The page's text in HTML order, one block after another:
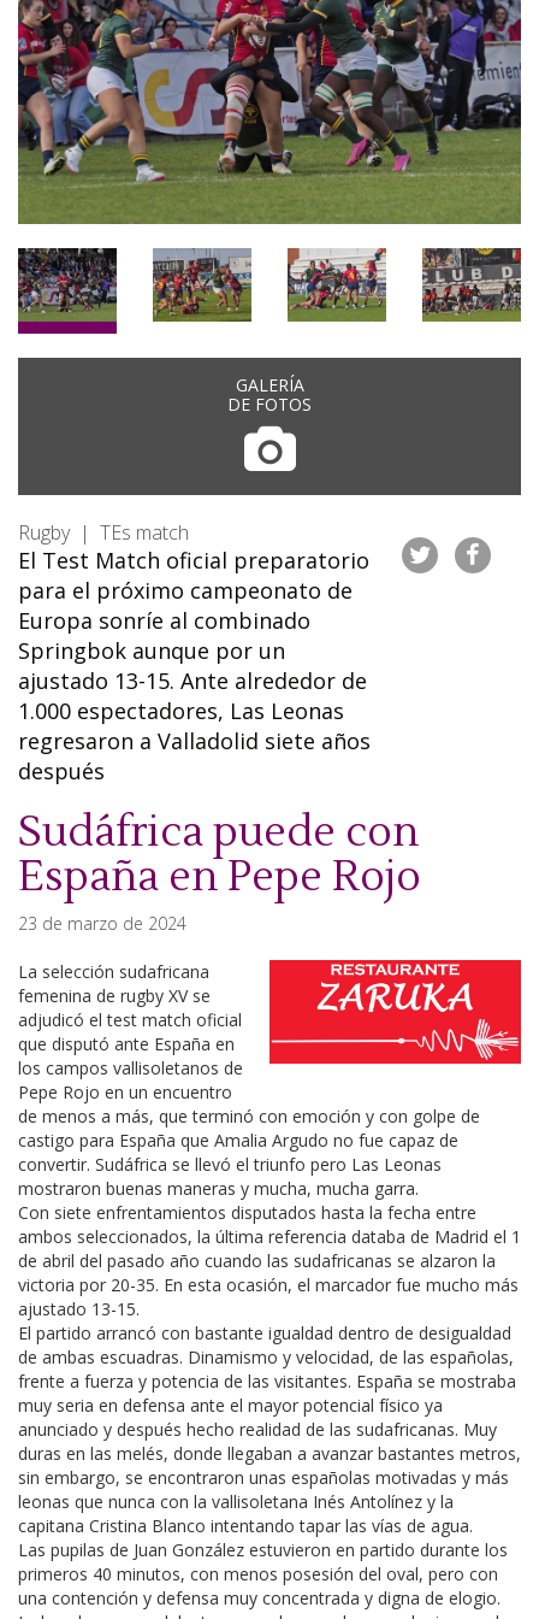
GALERÍA
DE FOTOS
Rugby | TEs match
El Test Match oficial preparatorio
para el próximo campeonato de
Europa sonríe al combinado
Springbok aunque por un
ajustado 13-15. Ante alrededor de
1.000 espectadores, Las Leonas
regresaron a Valladolid siete años
después
Sudáfrica puede con
España en Pepe Rojo
23 de marzo de 2024
La selección sudafricana
femenina de rugby XV se
adjudicó el test match oficial
que disputó ante España en
los campos vallisoletanos de
Pepe Rojo en un encuentro
de menos a más, que terminó con emoción y con golpe de
castigo para España que Amalia Argudo no fue capaz de
convertir. Sudáfrica se llevó el triunfo pero Las Leonas
mostraron buenas maneras y mucha, mucha garra.
Con siete enfrentamientos disputados hasta la fecha entre
ambos seleccionados, la última referencia databa de Madrid el 1
de abril del pasado año cuando las sudafricanas se alzaron la
victoria por 20-35. En esta ocasión, el marcador fue mucho más
ajustado 13-15.
El partido arrancó con bastante igualdad dentro de desigualdad
de ambas escuadras. Dinamismo y velocidad, de las españolas,
frente a fuerza y potencia de las visitantes. España se mostraba
muy seria en defensa ante el mayor potencial físico ya
anunciado y después hecho realidad de las sudafricanas. Muy
duras en las melés, donde llegaban a avanzar bastantes metros,
sin embargo, se encontraron unas españolas motivadas y más
leonas que nunca con la vallisoletana Inés Antolínez y la
capitana Cristina Blanco intentando tapar las vías de agua.
Las pupilas de Juan González estuvieron en partido durante los
primeros 40 minutos, con menos posesión del oval, pero con
una contención y defensa muy concentrada y digna de elogio.